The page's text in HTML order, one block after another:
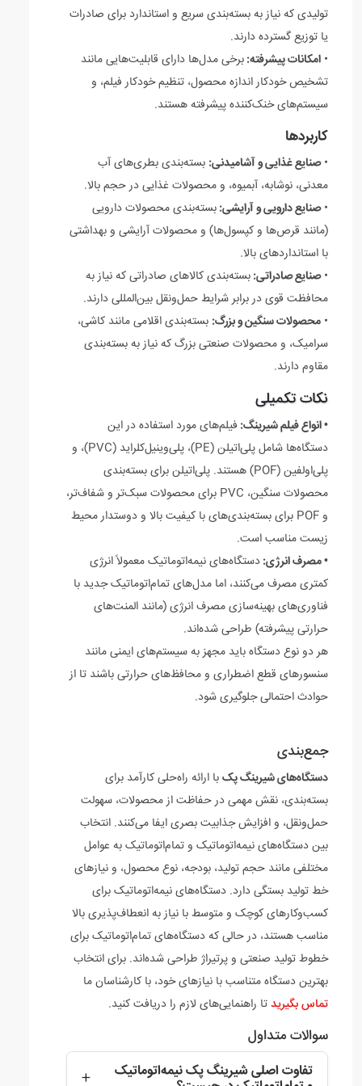
تولیدی که نیاز به بسته‌بندی سریع و استاندارد برای صادرات
یا توزیع گسترده دارند.
• امکانات پیشرفته:برخی مدل‌ها دارای قابلیت‌هایی مانند
تشخیص خودکار اندازه محصول، تنظیم خودکار فیلم، و
سیستم‌های خنک‌کننده پیشرفته هستند.
کاربردها
•صنایع غذایی و آشامیدنی: بسته‌بندی بطری‌های آب
معدنی، نوشابه، آبمیوه، و محصولات غذایی در حجم بالا.
•صنایع دارویی و آرایشی:بسته‌بندی محصولات دارویی
(مانند قرص‌ها و کپسول‌ها) و محصولات آرایشی و بهداشتی
با استانداردهای بالا.
•صنایع صادراتی:بسته‌بندی کالاهای صادراتی که نیاز به
محافظت قوی در برابر شرایط حمل‌ونقل بین‌المللی دارند.
• محصولات سنگین و بزرگ: بسته‌بندی اقلامی مانند کاشی،
سرامیک، و محصولات صنعتی بزرگ که نیاز به بسته‌بندی
مقاوم دارند.
نکات تکمیلی
• انواع فیلم شیرینگ: فیلم‌های مورد استفاده در این
دستگاه‌ها شامل پلی‌اتیلن (PE)، پلی‌وینیل‌کلراید (PVC)، و
پلی‌اولفین (POF) هستند. پلی‌اتیلن برای بسته‌بندی
محصولات سنگین، PVC برای محصولات سبک‌تر و شفاف‌تر،
و POF برای بسته‌بندی‌های با کیفیت بالا و دوستدار محیط
زیست مناسب است.
• مصرف انرژی:دستگاه‌های نیمه‌اتوماتیک معمولاً انرژی
کمتری مصرف می‌کنند، اما مدل‌های تمام‌اتوماتیک جدید با
فناوری‌های بهینه‌سازی مصرف انرژی (مانند المنت‌های
حرارتی پیشرفته) طراحی شده‌اند.
هر دو نوع دستگاه باید مجهز به سیستم‌های ایمنی مانند
سنسورهای قطع اضطراری و محافظ‌های حرارتی باشند تا از
حوادث احتمالی جلوگیری شود.
جمع‌بندی
دستگاه‌های شیرینگ پکبا ارائه راه‌حلی کارآمد برای
بسته‌بندی، نقش مهمی در حفاظت از محصولات، سهولت
حمل‌ونقل، و افزایش جذابیت بصری ایفا می‌کنند. انتخاب
بین دستگاه‌های نیمه‌اتوماتیک و تمام‌اتوماتیک به عوامل
مختلفی مانند حجم تولید، بودجه، نوع محصول، و نیازهای
خط تولید بستگی دارد. دستگاه‌های نیمه‌اتوماتیک برای
کسب‌وکارهای کوچک و متوسط با نیاز به انعطاف‌پذیری بالا
مناسب هستند، در حالی که دستگاه‌های تمام‌اتوماتیک برای
خطوط تولید صنعتی و پرتیراژ طراحی شده‌اند. برای انتخاب
بهترین دستگاه متناسب با نیازهای خود، با کارشناسان ما
تماس بگیریدتا راهنمایی‌های لازم را دریافت کنید.
سوالات متداول
تفاوت اصلی شیرینگ پک نیمه‌اتوماتیک